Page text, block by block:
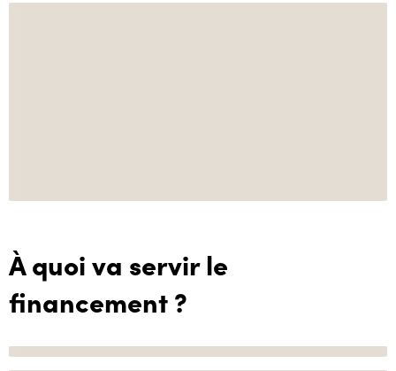
À quoi va servir le
financement ?